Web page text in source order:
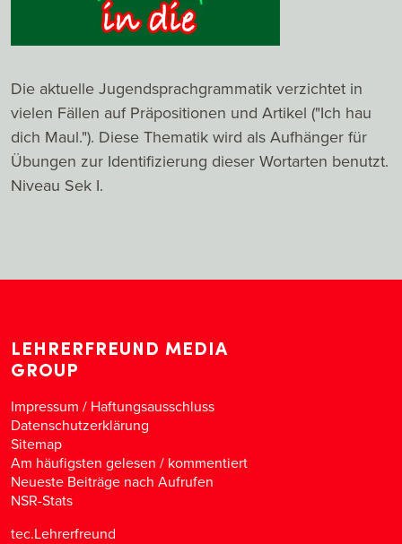
Die aktuelle Jugendsprachgrammatik verzichtet in
vielen Fällen auf Präpositionen und Artikel ("Ich hau
dich Maul."). Diese Thematik wird als Aufhänger für
Übungen zur Identifizierung dieser Wortarten benutzt.
Niveau Sek I.
LEHRERFREUND MEDIA
GROUP
Impressum / Haftungsausschluss
Datenschutzerklärung
Sitemap
Am häufigsten gelesen / kommentiert
Neueste Beiträge nach Aufrufen
NSR-Stats
tec.Lehrerfreund